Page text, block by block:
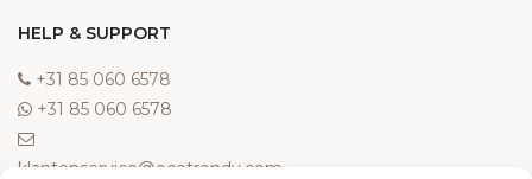
HELP & SUPPORT
‎+31 85 060 6578
‎+31 85 060 6578
klantenservice@ecotrendy.com